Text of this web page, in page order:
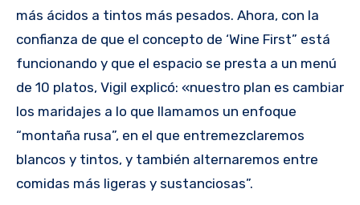
más ácidos a tintos más pesados. Ahora, con la
confianza de que el concepto de ‘Wine First” está
funcionando y que el espacio se presta a un menú
de 10 platos, Vigil explicó: «nuestro plan es cambiar
los maridajes a lo que llamamos un enfoque
“montaña rusa”, en el que entremezclaremos
blancos y tintos, y también alternaremos entre
comidas más ligeras y sustanciosas”.